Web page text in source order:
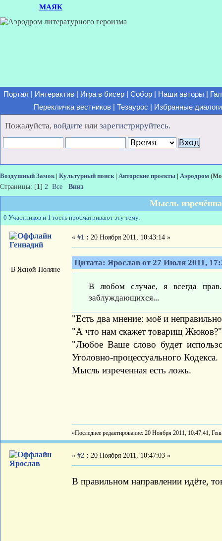
МАЯК
Портал Интерактив| Игра в бисер| Собор| Наши авторы
Перекличка вестников
Тезаурос Избранные диалоги
Пожалуйста, войдите или зарегистрируйтесь.
Воздушный Замок| Культурный поиск| Авторские проекты Аэродром
Страницы: [1] 2 Все Вниз
Мысль
0 Участников и 1 гость просматривают эту тему.
Геннадий
В Ясной Поляне
« #1 : 20 Ноября 2011, 10:43:14 »
Цитата: Ярослав от 27 Июля 2011,
В любом случае, я всегда
заблуждающихся...
"Есть два мнение: моё и
"А что нам скажет товарищ Жюков?"
"Любое Ваше слово будет
Уголовно-процессуального Кодекса.
Мысль изреченная есть ложь.
«Последнее редактирование: 20 Ноября 2011, 10:47:41,
Ярослав
« #2 : 20 Ноября 2011, 10:47:03 »
В правильном направлении идёте,